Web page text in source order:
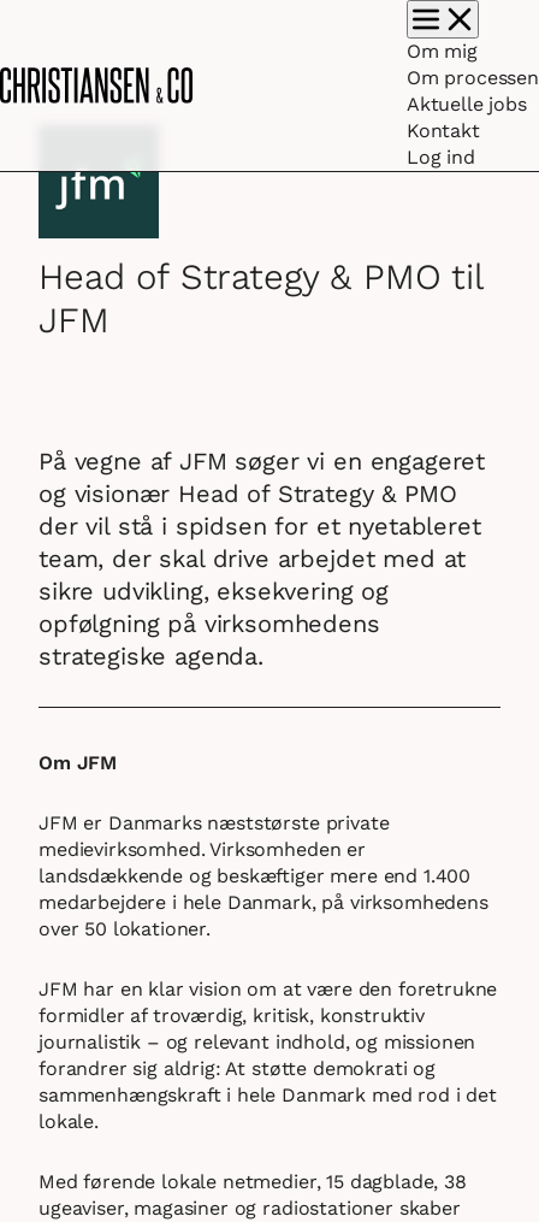
Vis/skjul
Om mig
Om processen
Aktuelle jobs
Kontakt
Log ind
Head of Strategy & PMO til
JFM
På vegne af JFM søger vi en engageret
og visionær Head of Strategy & PMO
der vil stå i spidsen for et nyetableret
team, der skal drive arbejdet med at
sikre udvikling, eksekvering og
opfølgning på virksomhedens
strategiske agenda.
Om JFM
JFM er Danmarks næststørste private
medievirksomhed. Virksomheden er
landsdækkende og beskæftiger mere end 1.400
medarbejdere i hele Danmark, på virksomhedens
over 50 lokationer.
JFM har en klar vision om at være den foretrukne
formidler af troværdig, kritisk, konstruktiv
journalistik – og relevant indhold, og missionen
forandrer sig aldrig: At støtte demokrati og
sammenhængskraft i hele Danmark med rod i det
lokale.
Med førende lokale netmedier, 15 dagblade, 38
ugeaviser, magasiner og radiostationer skaber